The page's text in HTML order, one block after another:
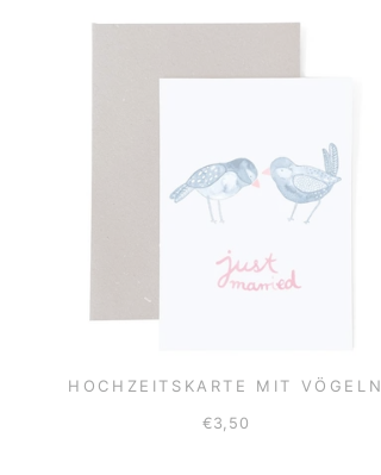
HOCHZEITSKARTE MIT VÖGELN
€3,50